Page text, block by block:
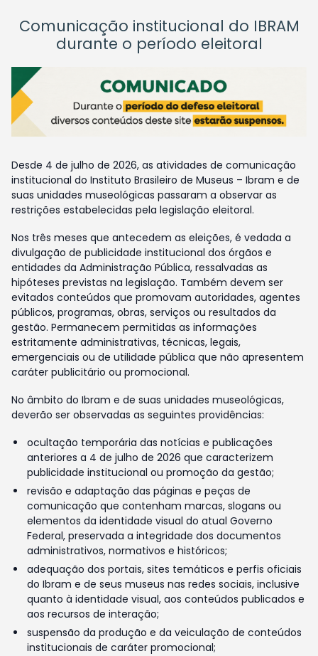
Comunicação institucional do IBRAM
durante o período eleitoral
Desde 4 de julho de 2026, as atividades de comunicação
institucional do Instituto Brasileiro de Museus – Ibram e de
suas unidades museológicas passaram a observar as
restrições estabelecidas pela legislação eleitoral.
Nos três meses que antecedem as eleições, é vedada a
divulgação de publicidade institucional dos órgãos e
entidades da Administração Pública, ressalvadas as
hipóteses previstas na legislação. Também devem ser
evitados conteúdos que promovam autoridades, agentes
públicos, programas, obras, serviços ou resultados da
gestão. Permanecem permitidas as informações
estritamente administrativas, técnicas, legais,
emergenciais ou de utilidade pública que não apresentem
caráter publicitário ou promocional.
No âmbito do Ibram e de suas unidades museológicas,
deverão ser observadas as seguintes providências:
ocultação temporária das notícias e publicações
anteriores a 4 de julho de 2026 que caracterizem
publicidade institucional ou promoção da gestão;
revisão e adaptação das páginas e peças de
comunicação que contenham marcas, slogans ou
elementos da identidade visual do atual Governo
Federal, preservada a integridade dos documentos
administrativos, normativos e históricos;
adequação dos portais, sites temáticos e perfis oficiais
do Ibram e de seus museus nas redes sociais, inclusive
quanto à identidade visual, aos conteúdos publicados e
aos recursos de interação;
suspensão da produção e da veiculação de conteúdos
institucionais de caráter promocional;